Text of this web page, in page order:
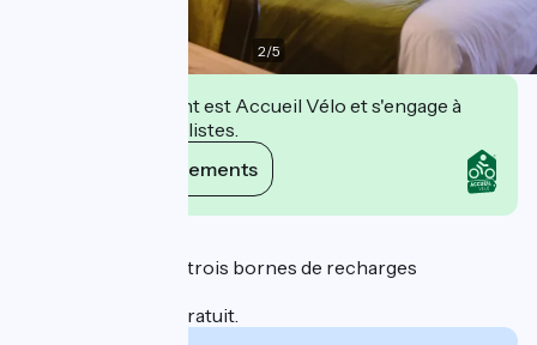
2/5
Cet établissement est Accueil Vélo et s'engage à
accueillir des cyclistes.
Voir ses engagements
Garage fermé avec trois bornes de recharges
Parking de l hôtel gratuit.